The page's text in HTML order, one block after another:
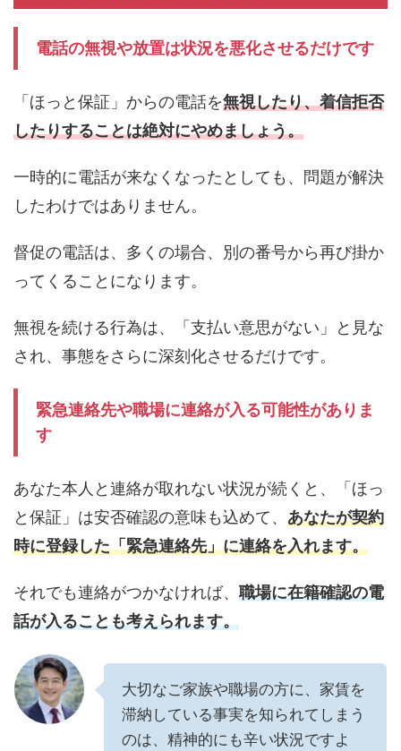
電話の無視や放置は状況を悪化させるだけです
「ほっと保証」からの電話を無視したり、着信拒否
したりすることは絶対にやめましょう。
一時的に電話が来なくなったとしても、問題が解決
したわけではありません。
督促の電話は、多くの場合、別の番号から再び掛か
ってくることになります。
無視を続ける行為は、「支払い意思がない」と見な
され、事態をさらに深刻化させるだけです。
緊急連絡先や職場に連絡が入る可能性がありま
す
あなた本人と連絡が取れない状況が続くと、「ほっ
と保証」は安否確認の意味も込めて、 あなたが契約
時に登録した「緊急連絡先」に連絡を入れます。
それでも連絡がつかなければ、 職場に在籍確認の電
話が入ることも考えられます。
大切なご家族や職場の方に、家賃を
滞納している事実を知られてしまう
のは、精神的にも辛い状況ですよ